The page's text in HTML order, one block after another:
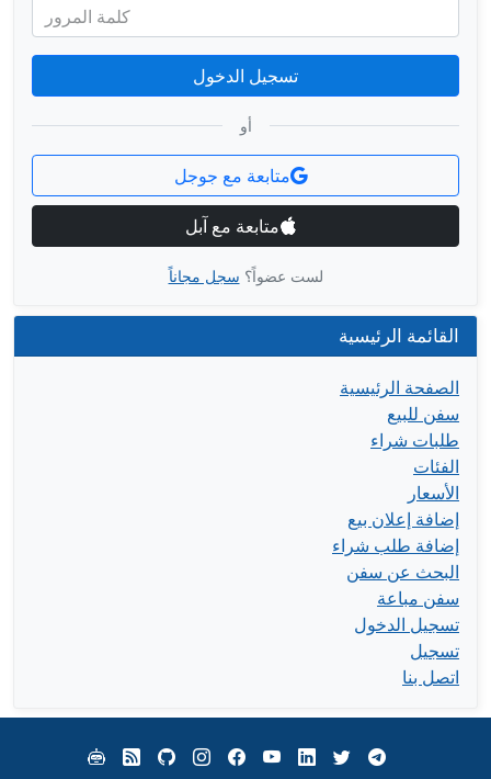
كلمة المرور
تسجيل الدخول
أو
متابعة مع جوجل
متابعة مع آبل
لست عضواً؟سجل مجاناً
القائمة الرئيسية
الصفحة الرئيسية
سفن للبيع
طلبات شراء
الفئات
الأسعار
إضافة إعلان بيع
إضافة طلب شراء
البحث عن سفن
سفن مباعة
تسجيل الدخول
تسجيل
اتصل بنا